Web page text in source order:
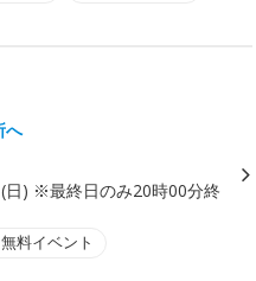
へ
日) ※最終日のみ20時00分終
無料イベント